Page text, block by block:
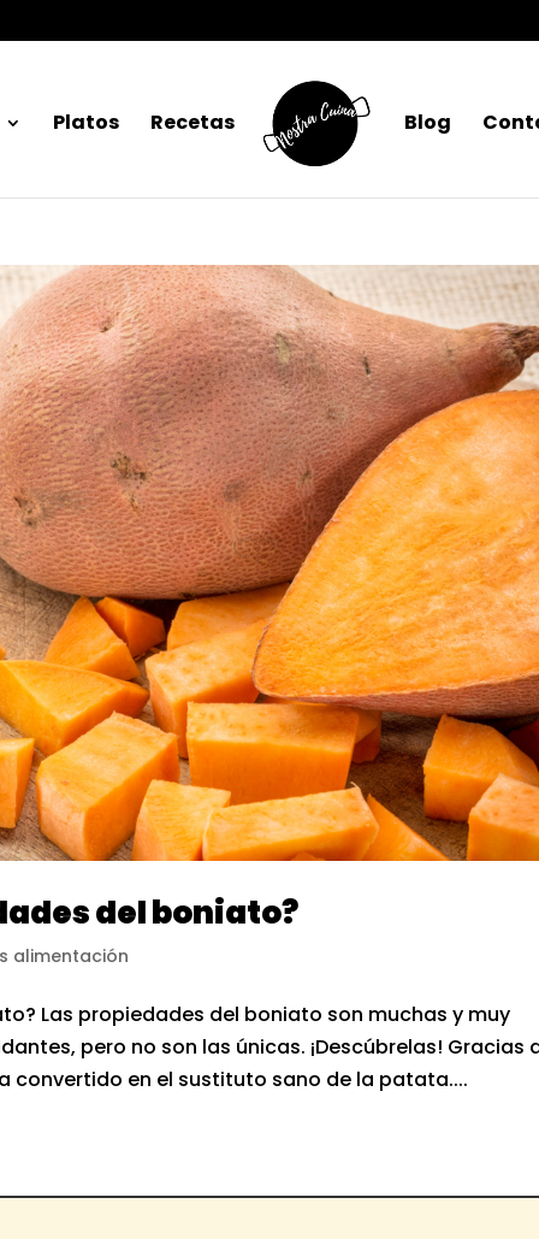
Platos Recetas Blog
del boniato?
alimentación
Las propiedades del boniato son muchas y muy
pero no son las únicas. ¡Descúbrelas! Gracias
convertido en el sustituto sano de la patata....